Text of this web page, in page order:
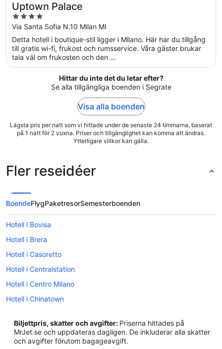
Uptown Palace
4
out
of
5
Via Santa Sofia N.10 Milan MI
Detta hotell i boutique-stil ligger i Milano. Här har du tillgång
till gratis wi-fi, frukost och rumsservice. Våra gäster brukar
tala väl om frukosten och den ...
Hittar du inte det du letar efter?
Se alla tillgängliga boenden i Segrate
Visa alla boenden
Lägsta pris per natt som vi hittade under de senaste 24 timmarna, baserat
på 1 natt för 2 vuxna. Priser och tillgänglighet kan komma att ändras.
Ytterligare villkor kan gälla.
Fler reseidéer
BoendeFlygPaketresorSemesterboenden
Hotell i Bovisa
Hotell i Brera
Hotell i Casoretto
Hotell i Centralstation
Hotell i Centro Milano
Hotell i Chinatown
Hotell i Dergano
Hotell i närheten av Galleria Vittorio Emanuele II
Biljettpris, skatter och avgifter: Priserna hittades på
MrJet.se och uppdateras dagligen. De inkluderar alla skatter
och avgifter förutom bagageavgift.